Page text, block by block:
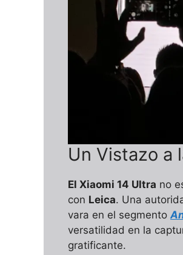
Un Vistazo a
El Xiaomi 14 Ultra no
con Leica. Una
vara en el segmento
versatilidad en la
gratificante.